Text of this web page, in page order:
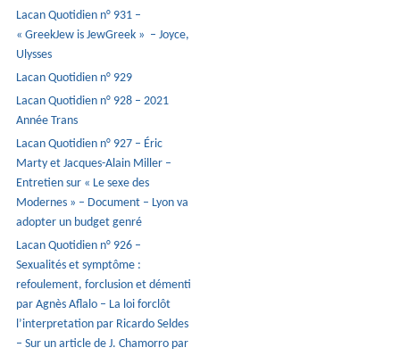
Lacan Quotidien n° 931 –
« GreekJew is JewGreek » – Joyce,
Ulysses
Lacan Quotidien n° 929
Lacan Quotidien n° 928 – 2021
Année Trans
Lacan Quotidien n° 927 – Éric
Marty et Jacques-Alain Miller –
Entretien sur « Le sexe des
Modernes » – Document – Lyon va
adopter un budget genré
Lacan Quotidien n° 926 –
Sexualités et symptôme :
refoulement, forclusion et démenti
par Agnès Aflalo – La loi forclôt
l’interpretation par Ricardo Seldes
– Sur un article de J. Chamorro par